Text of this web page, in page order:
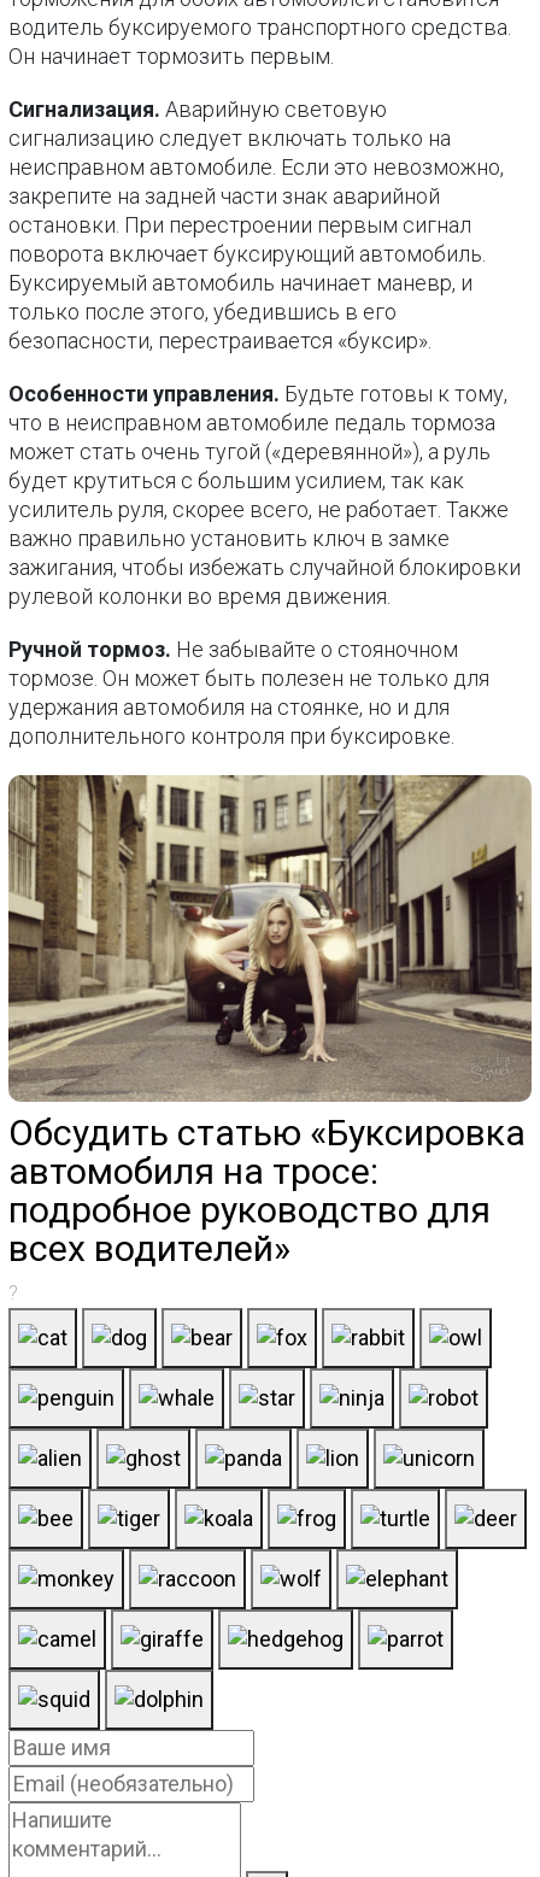
водитель буксируемого транспортного средства.
Он начинает тормозить первым.
Сигнализация. Аварийную световую
сигнализацию следует включать только на
неисправном автомобиле. Если это невозможно,
закрепите на задней части знак аварийной
остановки. При перестроении первым сигнал
поворота включает буксирующий автомобиль.
Буксируемый автомобиль начинает маневр, и
только после этого, убедившись в его
безопасности, перестраивается «буксир».
Особенности управления. Будьте готовы к тому,
что в неисправном автомобиле педаль тормоза
может стать очень тугой («деревянной»), а руль
будет крутиться с большим усилием, так как
усилитель руля, скорее всего, не работает. Также
важно правильно установить ключ в замке
зажигания, чтобы избежать случайной блокировки
рулевой колонки во время движения.
Ручной тормоз. Не забывайте о стояночном
тормозе. Он может быть полезен не только для
удержания автомобиля на стоянке, но и для
дополнительного контроля при буксировке.
Обсудить статью «Буксировка
автомобиля на тросе:
подробное руководство для
всех водителей»
?